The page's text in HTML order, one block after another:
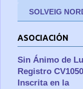
SOLVEIG
ASOCIACIÓN
Sin Ánimo de
Registro
Inscrita en la